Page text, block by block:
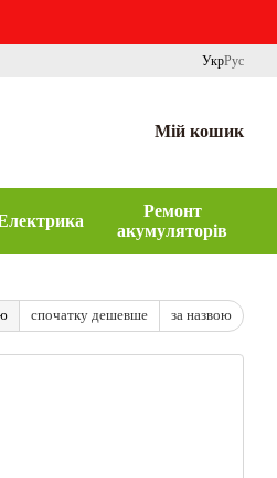
УкрРус
Мій кошик
Ремонт
акумуляторів
спочатку дешевше за назвою